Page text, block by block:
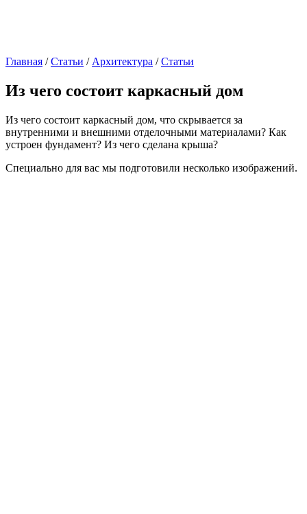
Главная /Статьи / Архитектура /Статьи
Из чего состоит каркасный дом
Из чего состоит каркасный дом, что скрывается за
внутренними и внешними отделочными материалами? Как
устроен фундамент? Из чего сделана крыша?
Специально для вас мы подготовили несколько изображений.